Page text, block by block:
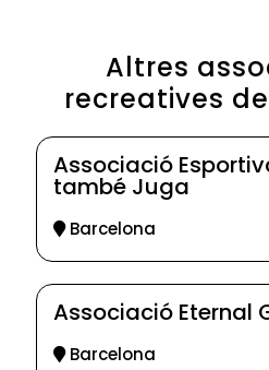
Altres
recreatives
Associació
també Juga
Barcelona
Associació Eternal
Barcelona